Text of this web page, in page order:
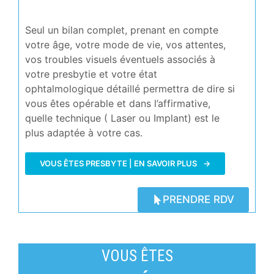
Seul un bilan complet, prenant en compte
votre âge, votre mode de vie, vos attentes,
vos troubles visuels éventuels associés à
votre presbytie et votre état
ophtalmologique détaillé permettra de dire si
vous êtes opérable et dans l’affirmative,
quelle technique ( Laser ou Implant) est le
plus adaptée à votre cas.
VOUS ÊTES PRESBYTE | EN SAVOIR PLUS
PRENDRE RDV
VOUS ÊTES